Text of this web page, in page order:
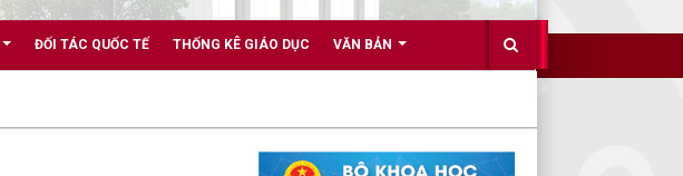
ĐỐI TÁC QUỐC TẾ THỐNG KÊ GIÁO DỤC VĂN BẢN